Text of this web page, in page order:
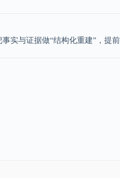
事实与证据做“结构化重建”，提前